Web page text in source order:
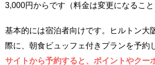
3,000円からです（料金は変更になること
基本的には宿泊者向けです。ヒルトン大
際に、朝食ビュッフェ付きプランを予約
サイトから予約すると、ポイントやクー